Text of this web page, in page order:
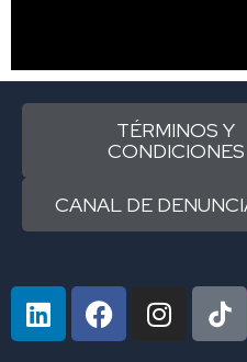
TÉRMINOS Y
CONDICIONES
CANAL DE
L
i
F
a
I
n